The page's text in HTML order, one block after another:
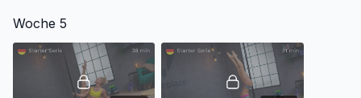
Turn, einen Dance Move
und den Pole Trick
Crunch Mount.
viel Zeit für einen
sauberen technischen
Woche 5